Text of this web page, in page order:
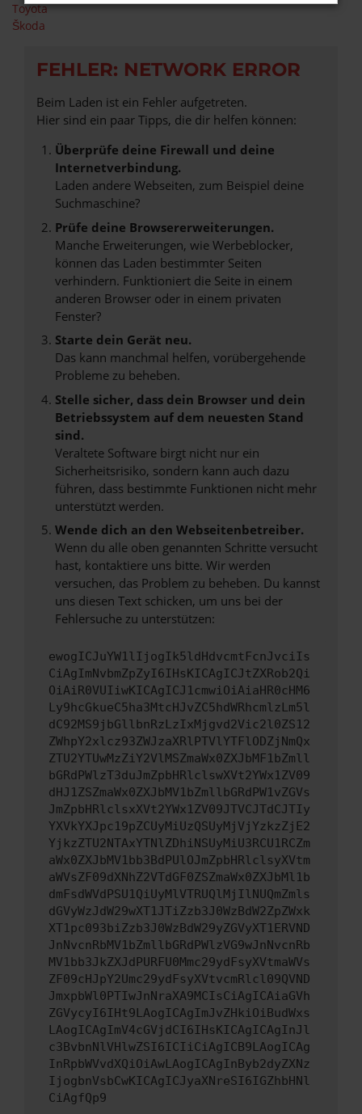
Toyota
Škoda
FEHLER: NETWORK ERROR
Beim Laden ist ein Fehler aufgetreten.
Hier sind ein paar Tipps, die dir helfen können:
Überprüfe deine Firewall und deine
Internetverbindung.
Laden andere Webseiten, zum Beispiel deine
Suchmaschine?
Prüfe deine Browsererweiterungen.
Manche Erweiterungen, wie Werbeblocker,
können das Laden bestimmter Seiten
verhindern. Funktioniert die Seite in einem
anderen Browser oder in einem privaten
Fenster?
Starte dein Gerät neu.
Das kann manchmal helfen, vorübergehende
Probleme zu beheben.
Stelle sicher, dass dein Browser und dein
Betriebssystem auf dem neuesten Stand
sind.
Veraltete Software birgt nicht nur ein
Sicherheitsrisiko, sondern kann auch dazu
führen, dass bestimmte Funktionen nicht mehr
unterstützt werden.
Wende dich an den Webseitenbetreiber.
Wenn du alle oben genannten Schritte versucht
hast, kontaktiere uns bitte. Wir werden
versuchen, das Problem zu beheben. Du kannst
uns diesen Text schicken, um uns bei der
Fehlersuche zu unterstützen:
ewogICJuYW1lIjogIk5ldHdvcmtFcnJvciIs
CiAgImNvbmZpZyI6IHsKICAgICJtZXRob2Qi
OiAiR0VUIiwKICAgICJ1cmwiOiAiaHR0cHM6
Ly9hcGkueC5ha3MtcHJvZC5hdWRhcmlzLm5l
dC92MS9jbGllbnRzLzIxMjgvd2Vic2l0ZS12
ZWhpY2xlcz93ZWJzaXRlPTVlYTFlODZjNmQx
ZTU2YTUwMzZiY2VlMSZmaWx0ZXJbMF1bZmll
bGRdPWlzT3duJmZpbHRlclswXVt2YWx1ZV09
dHJ1ZSZmaWx0ZXJbMV1bZmllbGRdPW1vZGVs
JmZpbHRlclsxXVt2YWx1ZV09JTVCJTdCJTIy
YXVkYXJpc19pZCUyMiUzQSUyMjVjYzkzZjE2
YjkzZTU2NTAxYTNlZDhiNSUyMiU3RCU1RCZm
aWx0ZXJbMV1bb3BdPUlOJmZpbHRlclsyXVtm
aWVsZF09dXNhZ2VTdGF0ZSZmaWx0ZXJbMl1b
dmFsdWVdPSU1QiUyMlVTRUQlMjIlNUQmZmls
dGVyWzJdW29wXT1JTiZzb3J0WzBdW2ZpZWxk
XT1pc093biZzb3J0WzBdW29yZGVyXT1ERVND
JnNvcnRbMV1bZmllbGRdPWlzVG9wJnNvcnRb
MV1bb3JkZXJdPURFU0Mmc29ydFsyXVtmaWVs
ZF09cHJpY2Umc29ydFsyXVtvcmRlcl09QVND
JmxpbWl0PTIwJnNraXA9MCIsCiAgICAiaGVh
ZGVycyI6IHt9LAogICAgImJvZHkiOiBudWxs
LAogICAgImV4cGVjdCI6IHsKICAgICAgInJl
c3BvbnNlVHlwZSI6ICIiCiAgICB9LAogICAg
InRpbWVvdXQiOiAwLAogICAgInByb2dyZXNz
IjogbnVsbCwKICAgICJyaXNreSI6IGZhbHNl
CiAgfQp9